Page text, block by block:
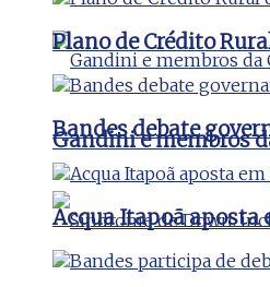
Gandini e membros
Plano de Crédito
Bandes debate
Acqua Itapoã aposta